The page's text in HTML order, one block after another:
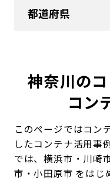
都道府県
神奈川の
コン
このページではコン
したコンテナ活用事
では、横浜市・川崎
市・小田原市 をはじ